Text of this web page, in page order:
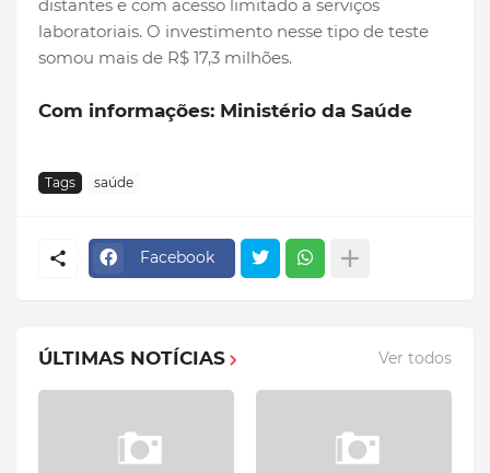
distantes e com acesso limitado a serviços
laboratoriais. O investimento nesse tipo de teste
somou mais de R$ 17,3 milhões.
Com informações: Ministério da Saúde
Tags saúde
Facebook
ÚLTIMAS NOTÍCIAS Ver todos